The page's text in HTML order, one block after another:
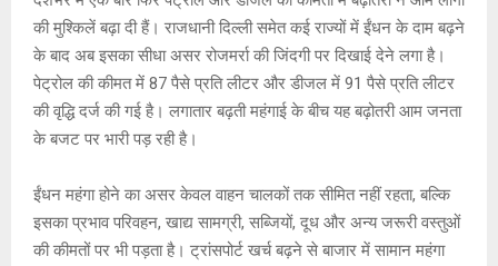
A
p
p
o
o
k
g
e
n
k
की मुश्किलें बढ़ा दी हैं। राजधानी दिल्ली समेत कई राज्यों में ईंधन के दाम बढ़ने
के बाद अब इसका सीधा असर रोजमर्रा की जिंदगी पर दिखाई देने लगा है।
पेट्रोल की कीमत में 87 पैसे प्रति लीटर और डीजल में 91 पैसे प्रति लीटर
की वृद्धि दर्ज की गई है। लगातार बढ़ती महंगाई के बीच यह बढ़ोतरी आम जनता
के बजट पर भारी पड़ रही है।
ईंधन महंगा होने का असर केवल वाहन चालकों तक सीमित नहीं रहता, बल्कि
इसका प्रभाव परिवहन, खाद्य सामग्री, सब्जियों, दूध और अन्य जरूरी वस्तुओं
की कीमतों पर भी पड़ता है। ट्रांसपोर्ट खर्च बढ़ने से बाजार में सामान महंगा